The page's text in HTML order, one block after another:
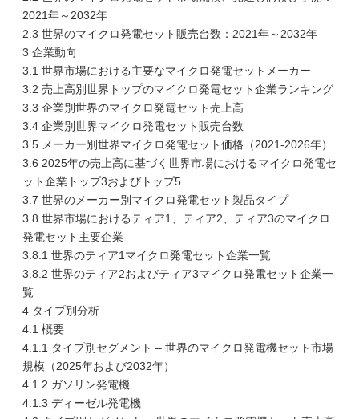
2021年～2032年
2.3 世界のマイクロ発電セット販売台数：2021年～2032年
3 企業動向
3.1 世界市場における主要なマイクロ発電セットメーカー
3.2 売上高別世界トップのマイクロ発電セット企業ランキング
3.3 企業別世界のマイクロ発電セット売上高
3.4 企業別世界マイクロ発電セット販売台数
3.5 メーカー別世界マイクロ発電セット価格（2021-2026年）
3.6 2025年の売上高に基づく世界市場におけるマイクロ発電セ
ット企業トップ3およびトップ5
3.7 世界のメーカー別マイクロ発電セット製品タイプ
3.8 世界市場におけるティア1、ティア2、ティア3のマイクロ
発電セット主要企業
3.8.1 世界のティア1マイクロ発電セット企業一覧
3.8.2 世界のティア2およびティア3マイクロ発電セット企業一
覧
4 タイプ別分析
4.1 概要
4.1.1 タイプ別セグメント – 世界のマイクロ発電機セット市場
規模（2025年および2032年）
4.1.2 ガソリン発電機
4.1.3 ディーゼル発電機